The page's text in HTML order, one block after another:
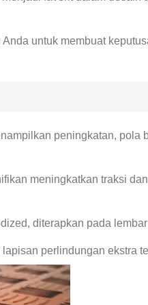
untuk membuat
peningkatan, pola
meningkatkan traksi
diterapkan pada
perlindungan ekstra